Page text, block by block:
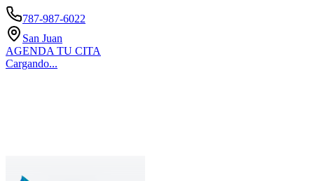
787-987-6022
San Juan
AGENDA TU CITA
Cargando...